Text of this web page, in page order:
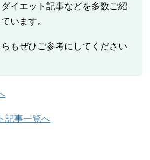
イエット記事などを多数ご紹
います。
もぜひご参考にしてください
記事一覧へ